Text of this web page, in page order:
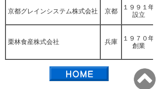
京都グレインシステム株式会社 京都
１９９１年
設立
栗林食産株式会社 兵庫
１９７０年
創業